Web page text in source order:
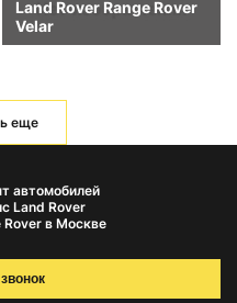
Land Rover Range Rover
Velar
еще
автомобилей
Land Rover
Rover в Москве